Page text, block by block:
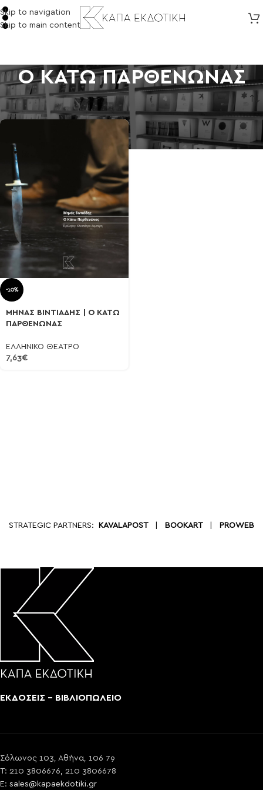
Skip to navigation
Skip to main content
Ο ΚΑΤΩ ΠΑΡΘΕΝΩΝΑΣ
Αρχική σελίδα /Προϊόντα με ετικέτα “Ο ΚΑΤΩ ΠΑΡΘΕΝΩΝΑΣ”
-10%
ΜΗΝΑΣ ΒΙΝΤΙΑΔΗΣ | Ο ΚΑΤΩ
ΠΑΡΘΕΝΩΝΑΣ
ΕΛΛΗΝΙΚΟ ΘΕΑΤΡΟ
7,63€
STRATEGIC PARTNERS: KAVALAPOST| BOOKART| PROWEB
ΕΚΔΟΣΕΙΣ - ΒΙΒΛΙΟΠΩΛΕΙΟ
Σόλωνος 103, Αθήνα, 106 79
T: 210 3806676, 210 3806678
E: sales@kapaekdotiki.gr